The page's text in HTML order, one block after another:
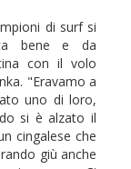
di surf si
bene e da
con il volo
"Eravamo a
uno di loro,
si è alzato il
cingalese che
giù anche